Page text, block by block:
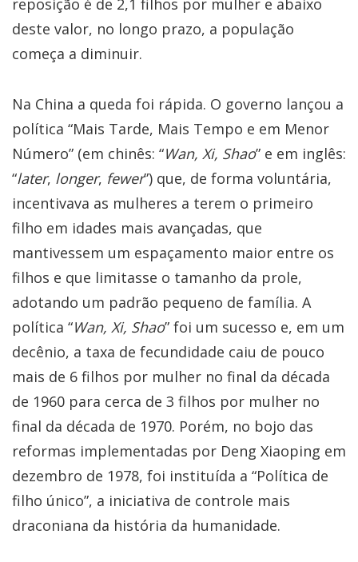
deste valor, no longo prazo, a população
começa a diminuir.
Na China a queda foi rápida. O governo lançou a
política “Mais Tarde, Mais Tempo e em Menor
Número” (em chinês: “Wan, Xi, Shao” e em inglês:
“later, longer, fewer”) que, de forma voluntária,
incentivava as mulheres a terem o primeiro
filho em idades mais avançadas, que
mantivessem um espaçamento maior entre os
filhos e que limitasse o tamanho da prole,
adotando um padrão pequeno de família. A
política “Wan, Xi, Shao” foi um sucesso e, em um
decênio, a taxa de fecundidade caiu de pouco
mais de 6 filhos por mulher no final da década
de 1960 para cerca de 3 filhos por mulher no
final da década de 1970. Porém, no bojo das
reformas implementadas por Deng Xiaoping em
dezembro de 1978, foi instituída a “Política de
filho único”, a iniciativa de controle mais
draconiana da história da humanidade.